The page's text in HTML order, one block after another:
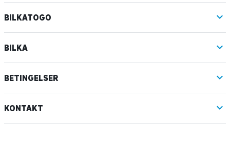
BILKATOGO
BILKA
BETINGELSER
KONTAKT